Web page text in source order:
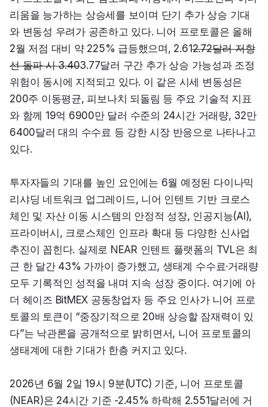
리움을 능가하는 상승세를 보이며 단기 추가 상승 기대
와 변동성 우려가 공존하고 있다. 니어 프로토콜은 올해
2월 저점 대비 약 225% 급등했으며, 2.612.72달러 저항
선 돌파 시 3.403.77달러 구간 추가 상승 가능성과 조정
위험이 동시에 지적되고 있다. 이 같은 시세 변동성은
200주 이동평균, 피보나치 되돌림 등 주요 기술적 지표
와 함께 19억 6900만 달러 수준의 24시간 거래량, 32만
6400달러 대의 수수료 등 강한 시장 반응으로 나타나고
있다.
투자자들의 기대를 높인 요인에는 6월 예정된 다이나믹
리샤딩 네트워크 업그레이드, 니어 인텐트 기반 크로스
체인 및 자산 이동 시스템의 안정적 성장, 인공지능(AI),
프라이버시, 크로스체인 인프라 확대 등 다양한 신사업
추진이 꼽힌다. 실제로 NEAR 인텐트 플랫폼의 TVL은 최
근 한 달간 43% 가까이 증가했고, 생태계 수수료·거래량
모두 기록적인 성적을 내며 지속 성장 중이다. 여기에 아
더 헤이즈 BitMEX 공동창업자 등 주요 인사가 니어 프로
토콜의 토큰이 “중장기적으로 20배 상승할 잠재력이 있
다”는 낙관론을 공개적으로 밝히면서, 니어 프로토콜의
생태계에 대한 기대가 한층 커지고 있다.
2026년 6월 2일 19시 9분(UTC) 기준, 니어 프로토콜
(NEAR)은 24시간 기준 -2.45% 하락해 2.551달러에 거